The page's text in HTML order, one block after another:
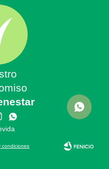

condiciones